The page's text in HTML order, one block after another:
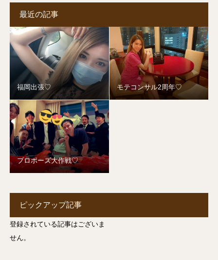
最近の記事
福岡出張♡ モテコンサル2周年♡
プロポーズ大作戦♡
ピックアップ記事
登録されている記事はございま
せん。